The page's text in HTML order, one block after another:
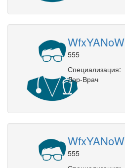
WfxYANoW
555
Специализация:
Лор-Врач
WfxYANoW
555